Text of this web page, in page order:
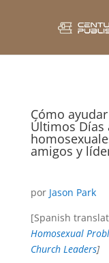
Cómo
Últimos Días
amigos y
por Jason Park
[Spanish
Homosexual
Church Leaders]